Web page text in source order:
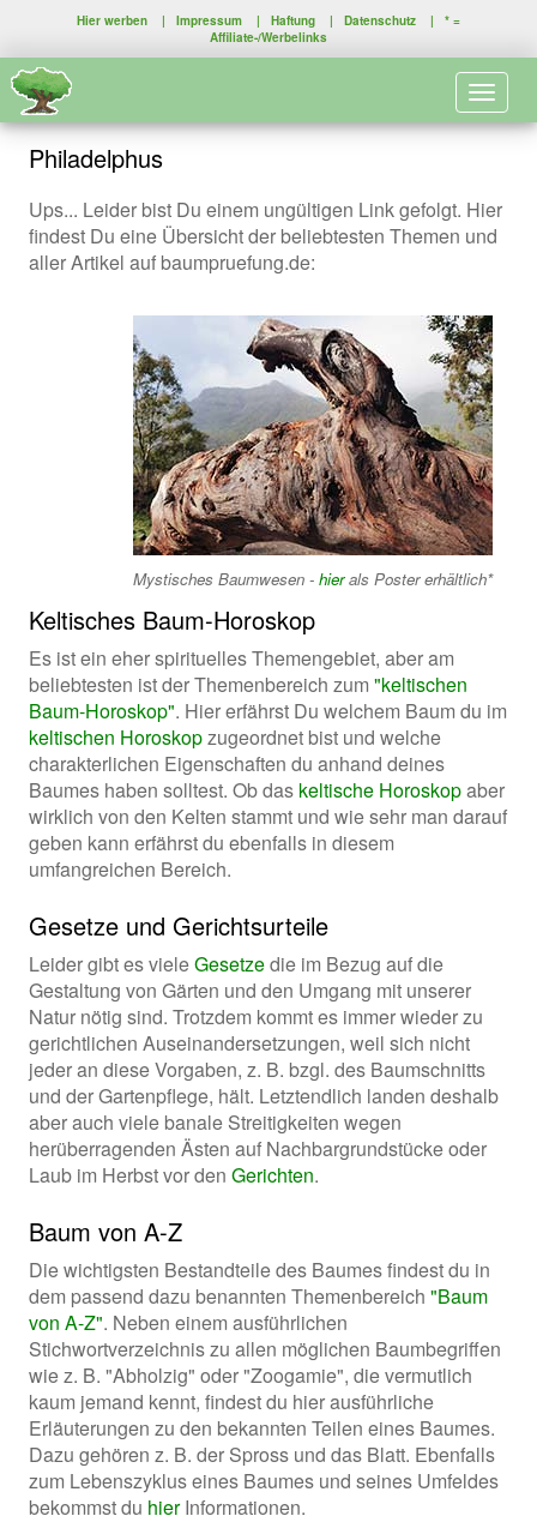
Hier werben | Impressum | Haftung | Datenschutz | * =
Affiliate-/Werbelinks
Philadelphus
Ups... Leider bist Du einem ungültigen Link gefolgt. Hier
findest Du eine Übersicht der beliebtesten Themen und
aller Artikel auf baumpruefung.de:
Mystisches Baumwesen - hierals Poster erhältlich*
Keltisches Baum-Horoskop
Es ist ein eher spirituelles Themengebiet, aber am
beliebtesten ist der Themenbereich zum "keltischen
Baum-Horoskop". Hier erfährst Du welchem Baum du im
keltischen Horoskopzugeordnet bist und welche
charakterlichen Eigenschaften du anhand deines
Baumes haben solltest. Ob das keltische Horoskopaber
wirklich von den Kelten stammt und wie sehr man darauf
geben kann erfährst du ebenfalls in diesem
umfangreichen Bereich.
Gesetze und Gerichtsurteile
Leider gibt es vieleGesetzedie im Bezug auf die
Gestaltung von Gärten und den Umgang mit unserer
Natur nötig sind. Trotzdem kommt es immer wieder zu
gerichtlichen Auseinandersetzungen, weil sich nicht
jeder an diese Vorgaben, z. B. bzgl. des Baumschnitts
und der Gartenpflege, hält. Letztendlich landen deshalb
aber auch viele banale Streitigkeiten wegen
herüberragenden Ästen auf Nachbargrundstücke oder
Laub im Herbst vor den Gerichten.
Baum von A-Z
Die wichtigsten Bestandteile des Baumes findest du in
dem passend dazu benannten Themenbereich "Baum
von A-Z". Neben einem ausführlichen
Stichwortverzeichnis zu allen möglichen Baumbegriffen
wie z. B. "Abholzig" oder "Zoogamie", die vermutlich
kaum jemand kennt, findest du hier ausführliche
Erläuterungen zu den bekannten Teilen eines Baumes.
Dazu gehören z. B. der Spross und das Blatt. Ebenfalls
zum Lebenszyklus eines Baumes und seines Umfeldes
bekommst du hierInformationen.